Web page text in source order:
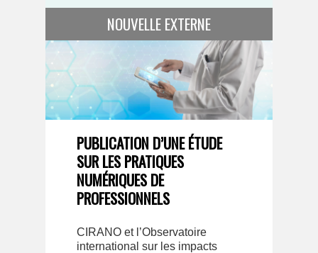
NOUVELLE EXTERNE
PUBLICATION D’UNE ÉTUDE
SUR LES PRATIQUES
NUMÉRIQUES DE
PROFESSIONNELS
CIRANO et l’Observatoire
international sur les impacts